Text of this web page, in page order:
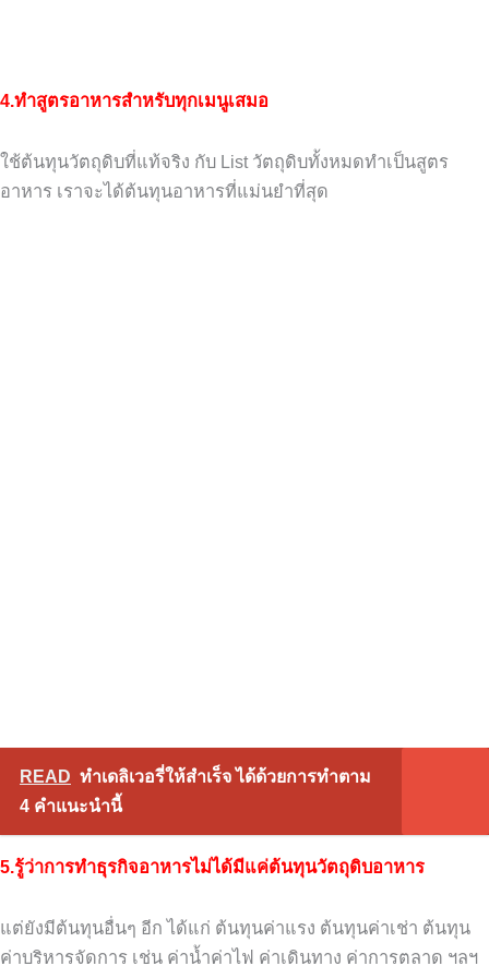
4.ทำสูตรอาหารสำหรับทุกเมนูเสมอ
ใช้ต้นทุนวัตถุดิบที่แท้จริง กับ List วัตถุดิบทั้งหมดทำเป็นสูตร
อาหาร เราจะได้ต้นทุนอาหารที่แม่นยำที่สุด
READ ทำเดลิเวอรี่ให้สำเร็จ ได้ด้วยการทำตาม
4 คำแนะนำนี้
5.รู้ว่าการทำธุรกิจอาหารไม่ได้มีแค่ต้นทุนวัตถุดิบอาหาร
แต่ยังมีต้นทุนอื่นๆ อีก ได้แก่ ต้นทุนค่าแรง ต้นทุนค่าเช่า ต้นทุน
ค่าบริหารจัดการ เช่น ค่าน้ำค่าไฟ ค่าเดินทาง ค่าการตลาด ฯลฯ